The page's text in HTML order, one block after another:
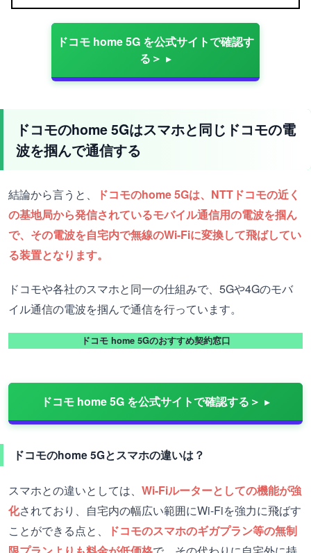
ドコモ home 5G を公式サイトで確認す
る＞
ドコモのhome 5Gはスマホと同じドコモの電
波を掴んで通信する
結論から言うと、
ドコモのhome 5Gは、NTTドコモの近く
の基地局から発信されているモバイル通信用の電波を掴ん
で、その電波を自宅内で無線のWi-Fiに変換して飛ばしてい
る装置となります。
ドコモや各社のスマホと同一の仕組みで、5Gや4Gのモバ
イル通信の電波を掴んで通信を行っています。
ドコモ home 5Gのおすすめ契約窓口
ドコモ home 5G を公式サイトで確認する＞
ドコモのhome 5Gとスマホの違いは？
スマホとの違いとしては、 Wi-Fiルーターとしての機能が強
化されており、自宅内の幅広い範囲にWi-Fiを強力に飛ばす
ことができる点と、
ドコモのスマホのギガプラン等の無制